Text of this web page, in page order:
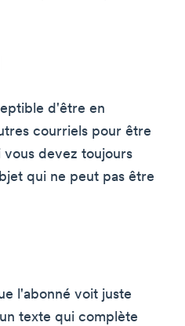
d'être en
courriels pour être
devez toujours
qui ne peut pas être
l'abonné voit juste
texte qui complète